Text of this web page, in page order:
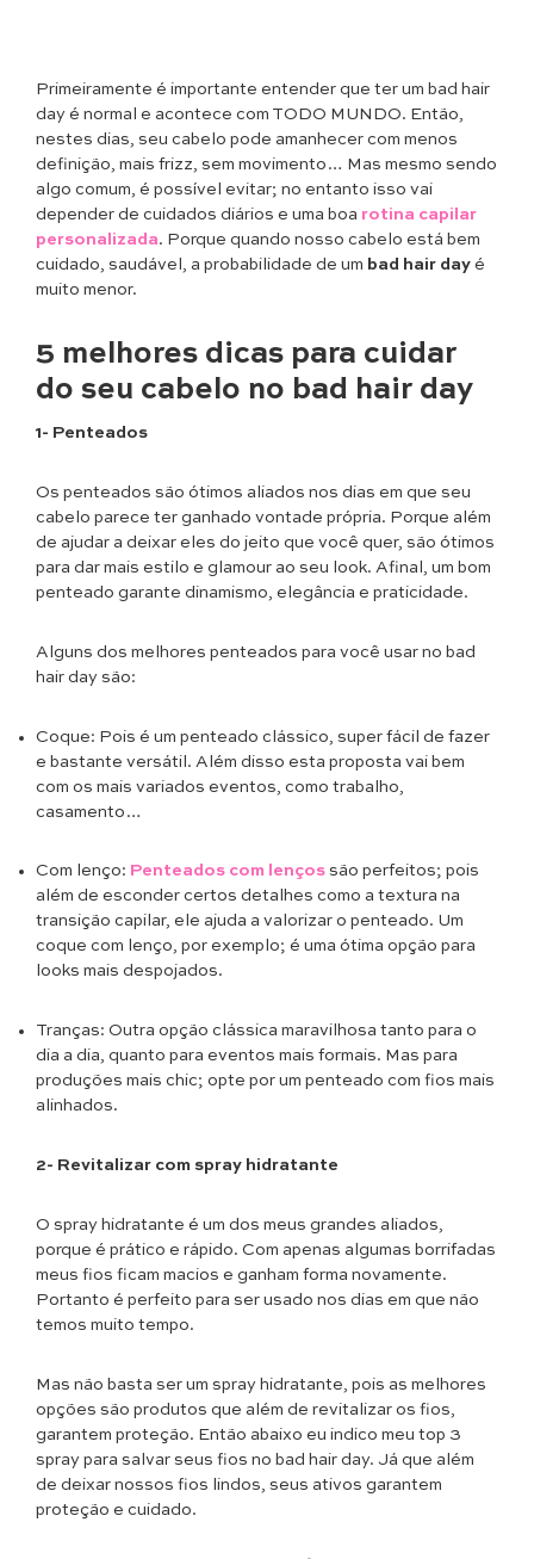
Primeiramente é importante entender que ter um bad hair
day é normal e acontece com TODO MUNDO. Então,
nestes dias, seu cabelo pode amanhecer com menos
definição, mais frizz, sem movimento… Mas mesmo sendo
algo comum, é possível evitar; no entanto isso vai
depender de cuidados diários e uma boa rotina capilar
personalizada. Porque quando nosso cabelo está bem
cuidado, saudável, a probabilidade de um bad hair day é
muito menor.
5 melhores dicas para cuidar
do seu cabelo no bad hair day
1- Penteados
Os penteados são ótimos aliados nos dias em que seu
cabelo parece ter ganhado vontade própria. Porque além
de ajudar a deixar eles do jeito que você quer, são ótimos
para dar mais estilo e glamour ao seu look. Afinal, um bom
penteado garante dinamismo, elegância e praticidade.
Alguns dos melhores penteados para você usar no bad
hair day são:
Coque: Pois é um penteado clássico, super fácil de fazer
e bastante versátil. Além disso esta proposta vai bem
com os mais variados eventos, como trabalho,
casamento…
Com lenço: Penteados com lenços são perfeitos; pois
além de esconder certos detalhes como a textura na
transição capilar, ele ajuda a valorizar o penteado. Um
coque com lenço, por exemplo; é uma ótima opção para
looks mais despojados.
Tranças: Outra opção clássica maravilhosa tanto para o
dia a dia, quanto para eventos mais formais. Mas para
produções mais chic; opte por um penteado com fios mais
alinhados.
2- Revitalizar com spray hidratante
O spray hidratante é um dos meus grandes aliados,
porque é prático e rápido. Com apenas algumas borrifadas
meus fios ficam macios e ganham forma novamente.
Portanto é perfeito para ser usado nos dias em que não
temos muito tempo.
Mas não basta ser um spray hidratante, pois as melhores
opções são produtos que além de revitalizar os fios,
garantem proteção. Então abaixo eu indico meu top 3
spray para salvar seus fios no bad hair day. Já que além
de deixar nossos fios lindos, seus ativos garantem
proteção e cuidado.